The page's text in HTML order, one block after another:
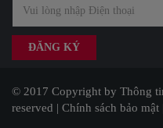
© 2017 Copyright by Thông
reserved | Chính sách bảo mật